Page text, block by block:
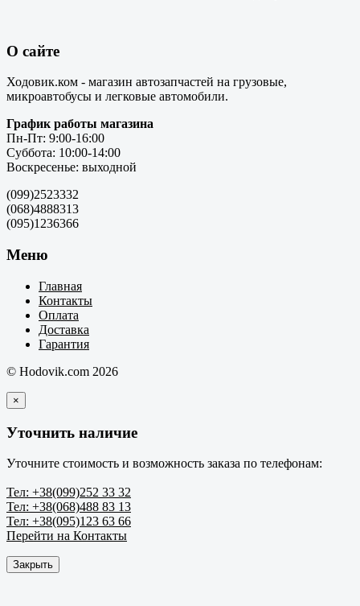
О сайте
Ходовик.ком - магазин автозапчастей на грузовые,
микроавтобусы и легковые автомобили.
График работы магазина
Пн-Пт: 9:00-16:00
Суббота: 10:00-14:00
Воскресенье: выходной
(099)2523332
(068)4888313
(095)1236366
Меню
Главная
Контакты
Оплата
Доставка
Гарантия
© Hodovik.com 2026
×
Уточнить наличие
Уточните стоимость и возможность заказа по телефонам:
Тел: +38(099)252 33 32
Тел: +38(068)488 83 13
Тел: +38(095)123 63 66
Перейти на Контакты
Закрыть